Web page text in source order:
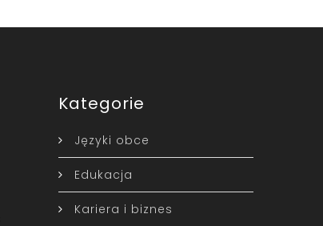
Kategorie
Języki obce
Edukacja
Kariera i biznes